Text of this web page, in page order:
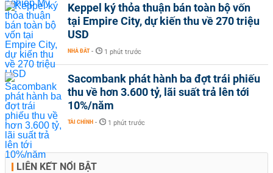
Keppel ký thỏa thuận bán toàn bộ vốn
tại Empire City, dự kiến thu về 270 triệu
USD
NHÀ ĐẤT - 1 phút trước
Sacombank phát hành ba đợt trái phiếu
thu về hơn 3.600 tỷ, lãi suất trả lên tới
10%/năm
TÀI CHÍNH - 1 phút trước
LIÊN KẾT NỔI BẬT